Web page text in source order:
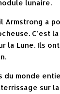
lunaire.
Armstrong a
C’est
la Lune. Ils
du monde
sur